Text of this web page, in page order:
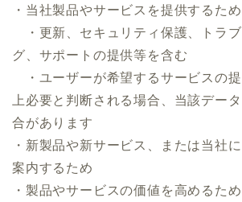
・当社製品やサービスを提供するため
・更新、セキュリティ保護、トラ
グ、サポートの提供等を含む
・ユーザーが希望するサービスの
上必要と判断される場合、当該デー
合があります
・新製品や新サービス、または当社
案内するため
・製品やサービスの価値を高めるた